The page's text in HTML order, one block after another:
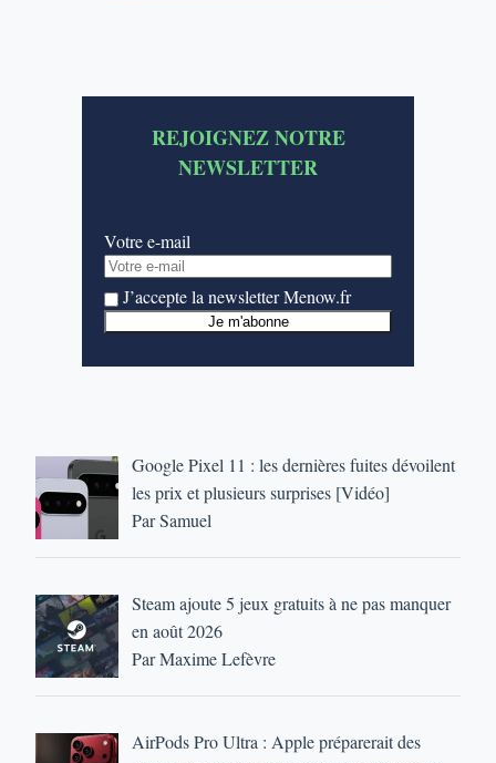
REJOIGNEZ NOTRE
NEWSLETTER
Votre e-mail
J’accepte la newsletter Menow.fr
Google Pixel 11 : les dernières fuites dévoilent
les prix et plusieurs surprises [Vidéo]
Par Samuel
Steam ajoute 5 jeux gratuits à ne pas manquer
en août 2026
Par Maxime Lefèvre
AirPods Pro Ultra : Apple préparerait des